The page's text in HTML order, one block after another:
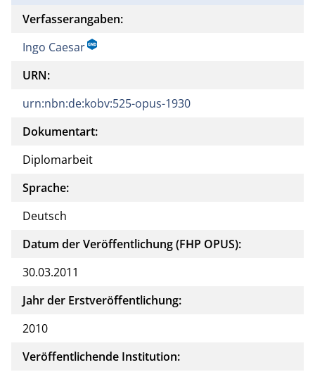
Verfasserangaben:
Ingo Caesar
URN:
urn:nbn:de:kobv:525-opus-1930
Dokumentart:
Diplomarbeit
Sprache:
Deutsch
Datum der Veröffentlichung (FHP OPUS):
30.03.2011
Jahr der Erstveröffentlichung:
2010
Veröffentlichende Institution: